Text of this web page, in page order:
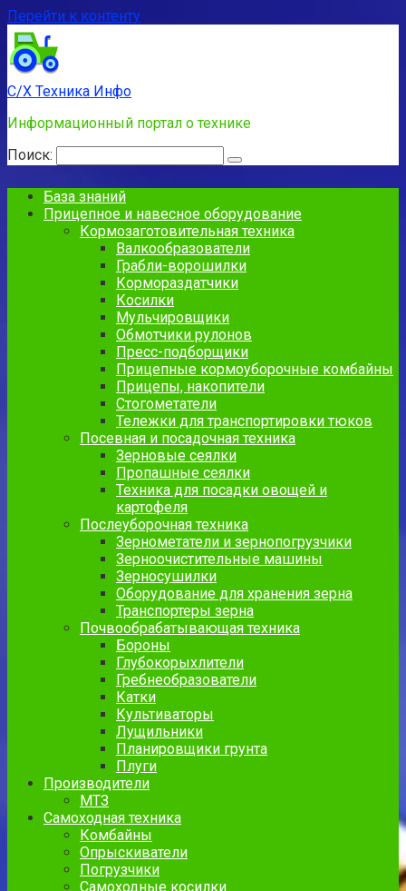
Перейти к контенту
С/Х Техника Инфо
Информационный портал о технике
Поиск:
База знаний
Прицепное и навесное оборудование
Кормозаготовительная техника
Валкообразователи
Грабли-ворошилки
Кормораздатчики
Косилки
Мульчировщики
Обмотчики рулонов
Пресс-подборщики
Прицепные кормоуборочные комбайны
Прицепы, накопители
Стогометатели
Тележки для транспортировки тюков
Посевная и посадочная техника
Зерновые сеялки
Пропашные сеялки
Техника для посадки овощей и
картофеля
Послеуборочная техника
Зернометатели и зернопогрузчики
Зерноочистительные машины
Зерносушилки
Оборудование для хранения зерна
Транспортеры зерна
Почвообрабатывающая техника
Бороны
Глубокорыхлители
Гребнеобразователи
Катки
Культиваторы
Лущильники
Планировщики грунта
Плуги
Производители
МТЗ
Самоходная техника
Комбайны
Опрыскиватели
Погрузчики
Самоходные косилки